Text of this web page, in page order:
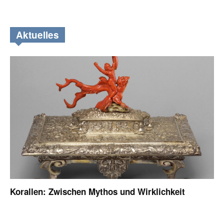
Aktuelles
Korallen: Zwischen Mythos und Wirklichkeit